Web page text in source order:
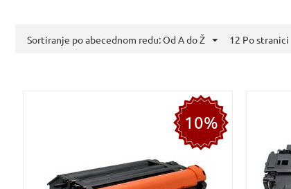
Sortiranje po abecednom redu: Od A do Ž 12 Po stranici
10%